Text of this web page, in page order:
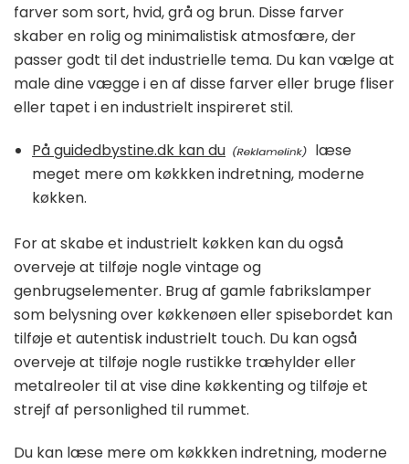
farver som sort, hvid, grå og brun. Disse farver
skaber en rolig og minimalistisk atmosfære, der
passer godt til det industrielle tema. Du kan vælge at
male dine vægge i en af disse farver eller bruge fliser
eller tapet i en industrielt inspireret stil.
På guidedbystine.dk kan du
læse
meget mere om køkkken indretning, moderne
køkken.
For at skabe et industrielt køkken kan du også
overveje at tilføje nogle vintage og
genbrugselementer. Brug af gamle fabrikslamper
som belysning over køkkenøen eller spisebordet kan
tilføje et autentisk industrielt touch. Du kan også
overveje at tilføje nogle rustikke træhylder eller
metalreoler til at vise dine køkkenting og tilføje et
strejf af personlighed til rummet.
Du kan læse mere om køkkken indretning, moderne